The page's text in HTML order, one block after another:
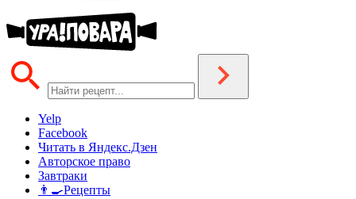
Yelp
Facebook
Читать в Яндекс.Дзен
Авторское право
Завтраки
👨‍🍳Рецепты